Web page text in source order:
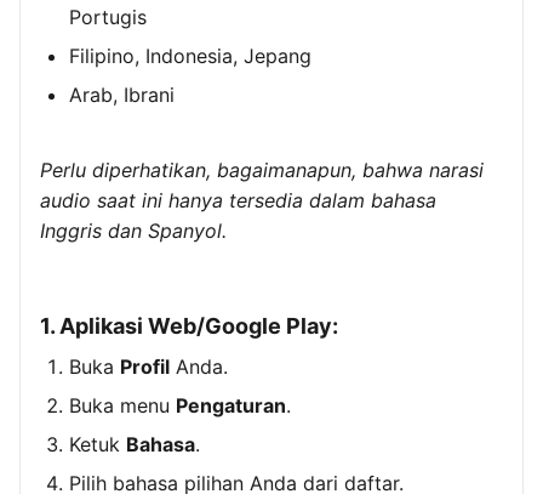
Portugis
Filipino, Indonesia, Jepang
Arab, Ibrani
Perlu diperhatikan, bagaimanapun, bahwa narasi
audio saat ini hanya tersedia dalam bahasa
Inggris dan Spanyol.
1. Aplikasi Web/Google Play:
Buka Profil Anda.
Buka menu Pengaturan.
Ketuk Bahasa.
Pilih bahasa pilihan Anda dari daftar.